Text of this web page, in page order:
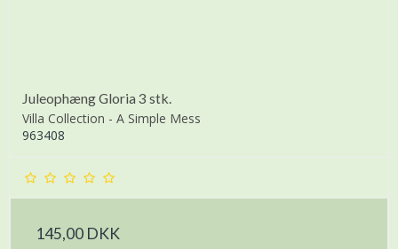
Juleophæng Gloria 3 stk.
Villa Collection - A Simple Mess
963408
145,00 DKK